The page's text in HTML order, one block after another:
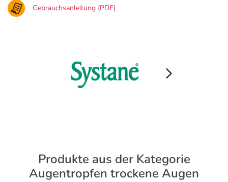
Gebrauchsanleitung (PDF)
Produkte aus der Kategorie
Augentropfen trockene Augen